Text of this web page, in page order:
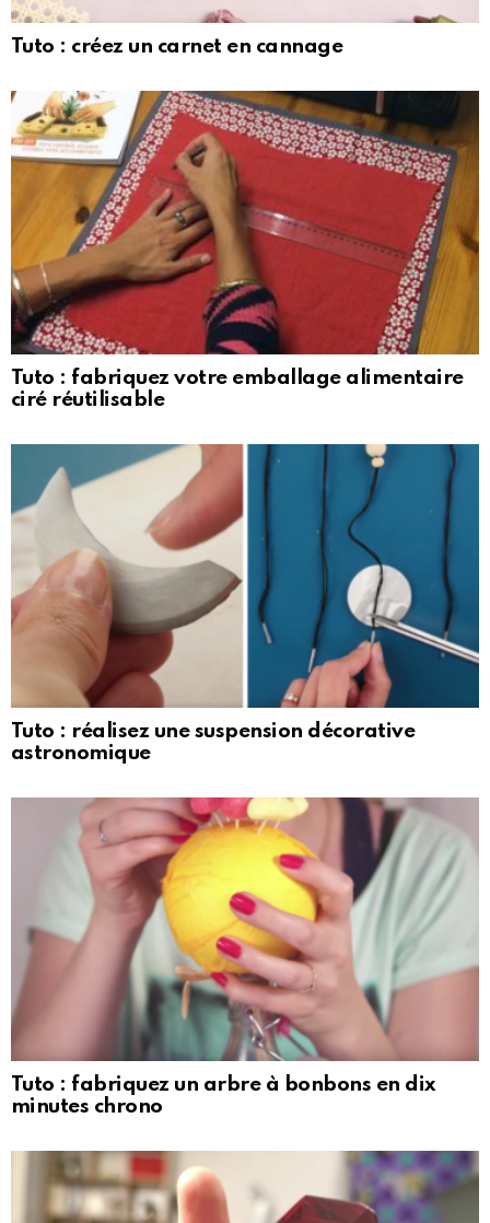
Tuto : créez un carnet en cannage
Tuto : fabriquez votre emballage alimentaire
ciré réutilisable
Tuto : réalisez une suspension décorative
astronomique
Tuto : fabriquez un arbre à bonbons en dix
minutes chrono